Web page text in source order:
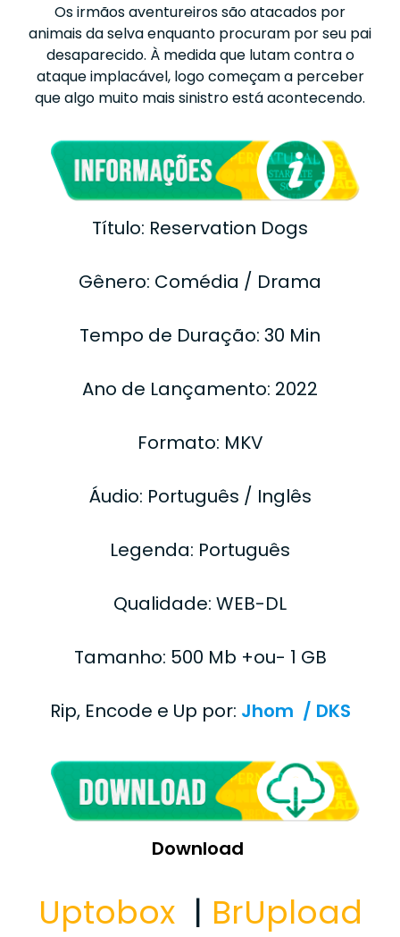
Os irmãos aventureiros são atacados por
animais da selva enquanto procuram por seu pai
desaparecido. À medida que lutam contra o
ataque implacável, logo começam a perceber
que algo muito mais sinistro está acontecendo.
Título: Reservation Dogs
Gênero: Comédia / Drama
Tempo de Duração: 30 Min
Ano de Lançamento: 2022
Formato: MKV
Áudio: Português / Inglês
Legenda: Português
Qualidade: WEB-DL
Tamanho: 500 Mb +ou- 1 GB
Rip, Encode e Up por: Jhom / DKS
Download
Uptobox | BrUpload